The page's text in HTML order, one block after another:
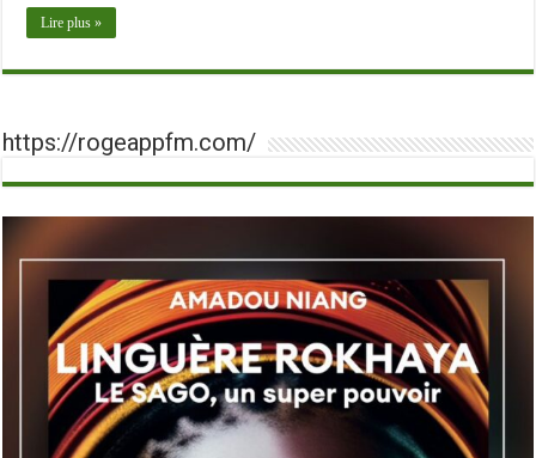
Lire plus »
https://rogeappfm.com/